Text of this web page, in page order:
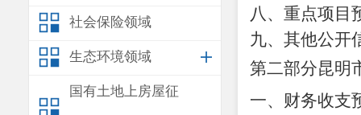
社会保险领域
生态环境领域
国有土地上房屋征
八、重点项目
九、其他公开
第二部分昆明
一、财务收支